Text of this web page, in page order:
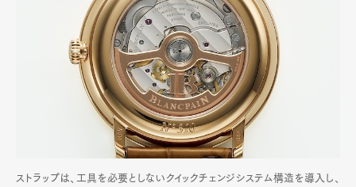
ストラップは、工具を必要としないクイックチェンジシステム構造を導入し、